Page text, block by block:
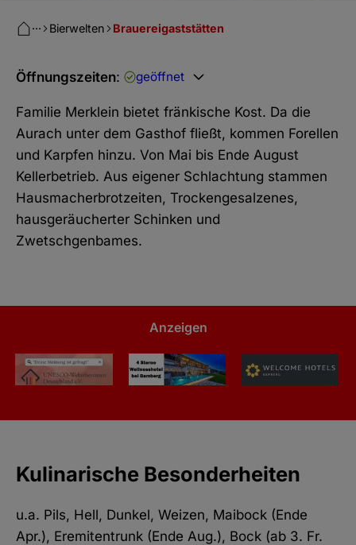
Brauereigaststätten
Bierwelten
···
Öffnungszeiten: geöffnet
Familie Merklein bietet fränkische Kost. Da die
Aurach unter dem Gasthof fließt, kommen Forellen
und Karpfen hinzu. Von Mai bis Ende August
Kellerbetrieb. Aus eigener Schlachtung stammen
Hausmacherbrotzeiten, Trockengesalzenes,
hausgeräucherter Schinken und
Zwetschgenbames.
Anzeigen
Kulinarische Besonderheiten
u.a. Pils, Hell, Dunkel, Weizen, Maibock (Ende
Apr.), Eremitentrunk (Ende Aug.), Bock (ab 3. Fr.